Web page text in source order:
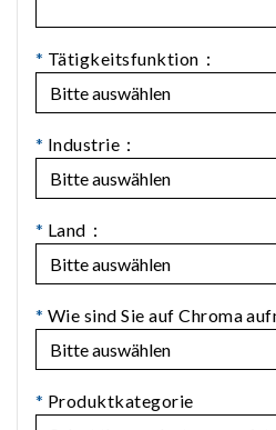
* Tätigkeitsfunktion：
* Industrie：
* Land：
* Wie sind Sie auf Chroma
* Produktkategorie